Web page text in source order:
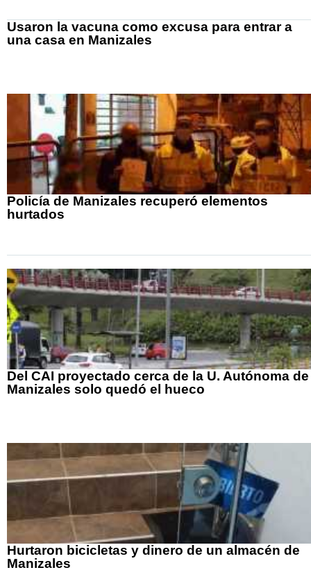
Usaron la vacuna como excusa para entrar a
una casa en Manizales
Policía de Manizales recuperó elementos
hurtados
Del CAI proyectado cerca de la U. Autónoma de
Manizales solo quedó el hueco
Hurtaron bicicletas y dinero de un almacén de
Manizales